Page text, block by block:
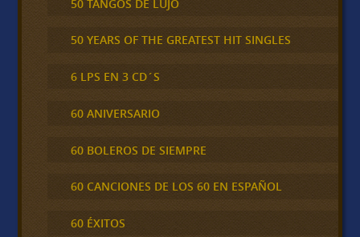
50 TANGOS DE LUJO
50 YEARS OF THE GREATEST HIT SINGLES
6 LPS EN 3 CD´S
60 ANIVERSARIO
60 BOLEROS DE SIEMPRE
60 CANCIONES DE LOS 60 EN ESPAÑOL
60 ÉXITOS